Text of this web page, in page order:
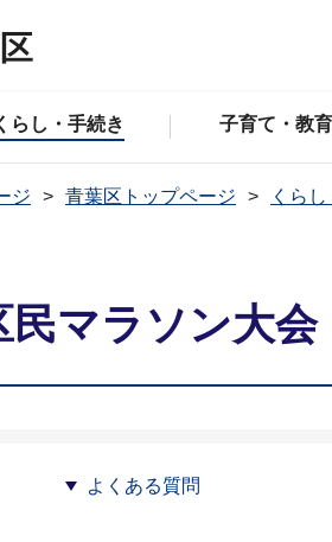
らし・手続き 子育て・教育
ジ 青葉区トップページ くら
民マラソン大会
よくある質問